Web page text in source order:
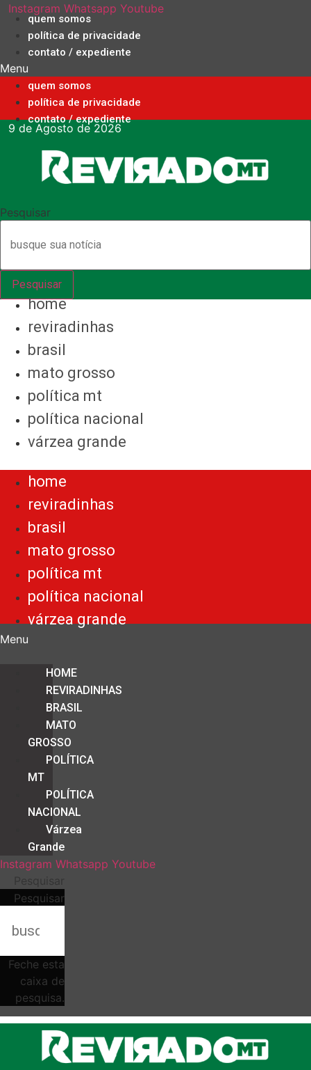
conteúdo
Instagram Whatsapp Youtube
quem somos
política de privacidade
contato / expediente
Menu
quem somos
política de privacidade
contato / expediente
9 de Agosto de 2026
Pesquisar
Pesquisar
home
reviradinhas
brasil
mato grosso
política mt
política nacional
várzea grande
home
reviradinhas
brasil
mato grosso
política mt
política nacional
várzea grande
Menu
HOME
REVIRADINHAS
BRASIL
MATO
GROSSO
POLÍTICA
MT
POLÍTICA
NACIONAL
Várzea
Grande
Instagram Whatsapp Youtube
Pesquisar
Pesquisar
Feche esta
caixa de
pesquisa.